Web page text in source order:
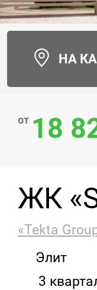
НА
от 18
ЖК
«Tekta
Элит
3